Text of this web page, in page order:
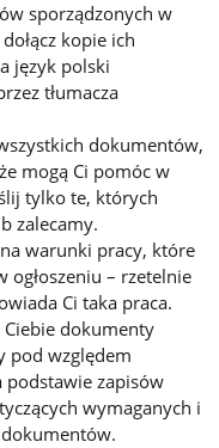
sporządzonych w
kopie ich
język polski
tłumacza
dokumentów,
mogą Ci pomóc w
tylko te, których
zalecamy.
warunki pracy, które
ogłoszeniu – rzetelnie
Ci taka praca.
Ciebie dokumenty
pod względem
zapisów
wymaganych i